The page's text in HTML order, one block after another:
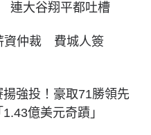
連大谷翔平都吐槽
資仲裁 費城人簽
強投！豪取71勝領先
億美元奇蹟」